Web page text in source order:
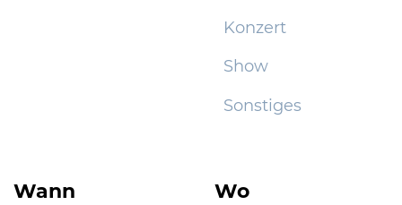
Konzert
Show
Sonstiges
Wann Wo